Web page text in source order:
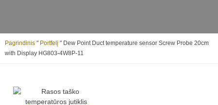
Pagrindinis " Portfelį " Dew Point Duct temperature sensor Screw Probe 20cm
with Display HG803-4W8P-11